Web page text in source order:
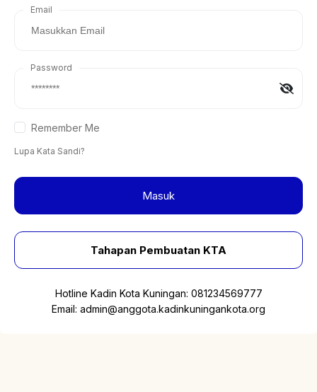
Email
Password
Remember Me
Lupa Kata Sandi?
Masuk
Tahapan Pembuatan KTA
Hotline Kadin Kota Kuningan: 081234569777
Email: admin@anggota.kadinkuningankota.org